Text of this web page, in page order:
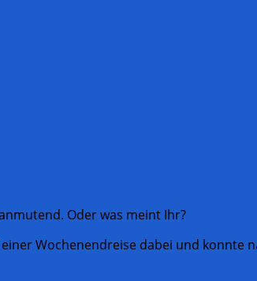
Oder was meint Ihr?
Wochenendreise dabei und konnte